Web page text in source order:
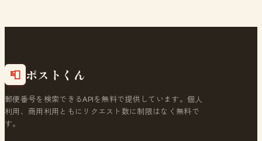
📮 ポストくん
郵便番号を検索できるAPIを無料で提供しています。個人
利用、商用利用ともにリクエスト数に制限はなく無料で
す。